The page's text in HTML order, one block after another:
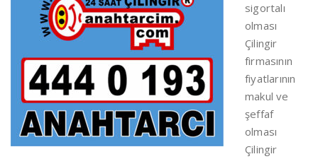
sigortalı
olması
Çilingir
firmasının
fiyatlarının
makul ve
şeffaf
olması
Çilingir